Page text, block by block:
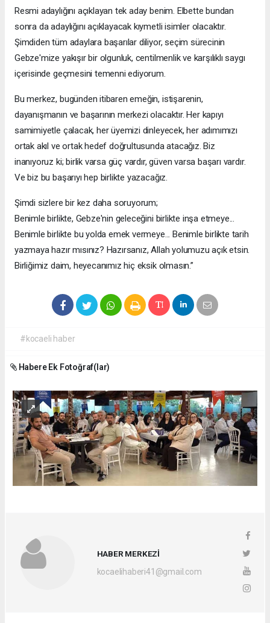
Resmi adaylığını açıklayan tek aday benim. Elbette bundan
sonra da adaylığını açıklayacak kıymetli isimler olacaktır.
Şimdiden tüm adaylara başarılar diliyor, seçim sürecinin
Gebze'mize yakışır bir olgunluk, centilmenlik ve karşılıklı saygı
içerisinde geçmesini temenni ediyorum.
Bu merkez, bugünden itibaren emeğin, istişarenin,
dayanışmanın ve başarının merkezi olacaktır. Her kapıyı
samimiyetle çalacak, her üyemizi dinleyecek, her adımımızı
ortak akıl ve ortak hedef doğrultusunda atacağız. Biz
inanıyoruz ki; birlik varsa güç vardır, güven varsa başarı vardır.
Ve biz bu başarıyı hep birlikte yazacağız.
Şimdi sizlere bir kez daha soruyorum;
Benimle birlikte, Gebze'nin geleceğini birlikte inşa etmeye...
Benimle birlikte bu yolda emek vermeye... Benimle birlikte tarih
yazmaya hazır mısınız? Hazırsanız, Allah yolumuzu açık etsin.
Birliğimiz daim, heyecanımız hiç eksik olmasın.”
#kocaeli haber
Habere Ek Fotoğraf(lar)
HABER MERKEZİ
kocaelihaberi41@gmail.com